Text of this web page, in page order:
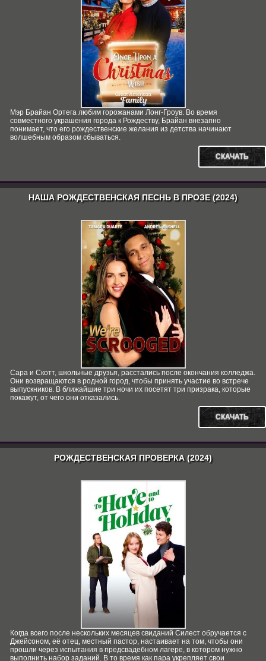
Мэр Брайан Ортега любим горожанами Лонг-Гроув. Во время
совместного украшения города к Рождеству, Брайан внезапно
понимает, что его рождественские желания из детства начинают
волшебным образом сбываться.
СКАЧАТЬ
НАША РОЖДЕСТВЕНСКАЯ ПЕСНЬ В ПРОЗЕ (2024)
Сара и Скотт, школьные друзья, расстались после окончания колледжа.
Они возвращаются в родной город, чтобы принять участие во встрече
выпускников. В ближайшие три ночи их посетят три призрака, которые
покажут, от чего они отказались.
СКАЧАТЬ
РОЖДЕСТВЕНСКАЯ ПРОВЕРКА (2024)
Когда всего после нескольких месяцев свиданий Силест обручается с
Джейсоном, её отец, местный пастор, настаивает на том, чтобы они
прошли через испытания в предсвадебном лагере, в котором нужно
выполнить набор заданий. В то время как пара укрепляет свои